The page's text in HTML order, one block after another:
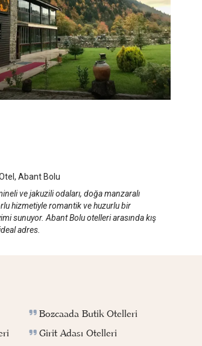
Abant Bolu
ve jakuzili odaları, doğa manzaralı
hizmetiyle romantik ve huzurlu bir
sunuyor. Abant Bolu otelleri arasında kış
adres.
Bozcaada Butik Otelleri
Girit Adası Otelleri